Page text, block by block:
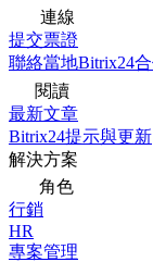
連線
提交票證
聯絡當地Bitrix24
閱讀
最新文章
Bitrix24提示與更新
解決方案
角色
行銷
HR
專案管理